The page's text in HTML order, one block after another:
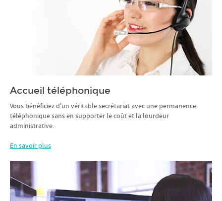
Accueil téléphonique
Vous bénéficiez d'un véritable secrétariat avec une permanence
téléphonique sans en supporter le coût et la lourdeur
administrative.
En savoir plus